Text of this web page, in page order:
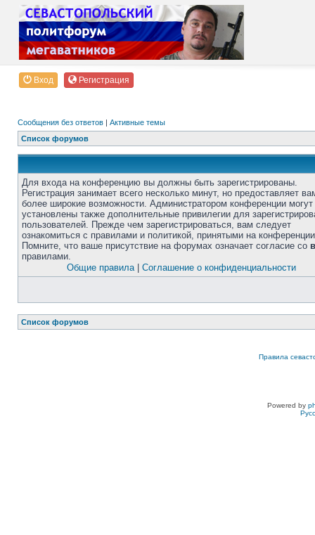
Вход Регистрация
Сообщения без ответов | Активные темы
Список форумов
Для входа на конференцию вы должны быть зарегистрированы.
Регистрация занимает всего несколько минут, но предоставляет
более широкие возможности. Администратором конференции
установлены также дополнительные привилегии для
пользователей. Прежде чем зарегистрироваться, вам следует
ознакомиться с правилами и политикой, принятыми на
Помните, что ваше присутствие на форумах означает согласие со
правилами.
Общие правила| Соглашение о конфиденциальности
Список форумов
Правила
Powered by